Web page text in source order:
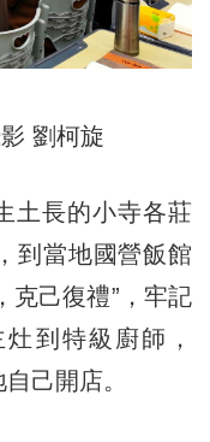
劉柯旋
長的小寺各莊
到當地國營飯館
克己復禮”，牢記
到特級廚師，
己開店。